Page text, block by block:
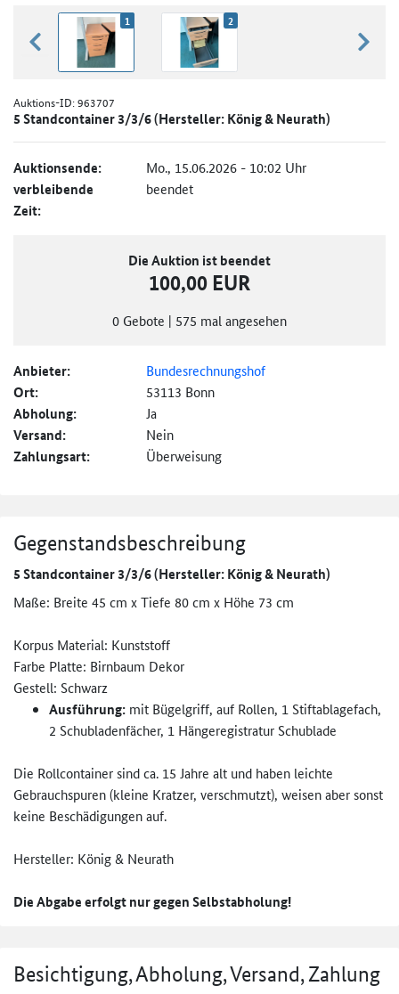
zurück blättern
1 2
Auktions-ID:963707
5 Standcontainer 3/3/6 (Hersteller: König & Neurath)
Auktionsende: Mo., 15.06.2026 - 10:02 Uhr
verbleibende
Zeit:
beendet
Die Auktion ist beendet
100,00 EUR
0 Gebote | 575 mal angesehen
Anbieter: Bundesrechnungshof
Ort: 53113 Bonn
Abholung: Ja
Versand: Nein
Zahlungsart: Überweisung
Gegenstandsbeschreibung
5 Standcontainer 3/3/6 (Hersteller: König & Neurath)
Maße: Breite 45 cm x Tiefe 80 cm x Höhe 73 cm
Korpus Material: Kunststoff
Farbe Platte: Birnbaum Dekor
Gestell: Schwarz
Ausführung: mit Bügelgriff, auf Rollen, 1 Stiftablagefach,
2 Schubladenfächer, 1 Hängeregistratur Schublade
Die Rollcontainer sind ca. 15 Jahre alt und haben leichte
Gebrauchspuren (kleine Kratzer, verschmutzt), weisen aber sonst
keine Beschädigungen auf.
Hersteller: König & Neurath
Die Abgabe erfolgt nur gegen Selbstabholung!
Besichtigung, Abholung, Versand, Zahlung